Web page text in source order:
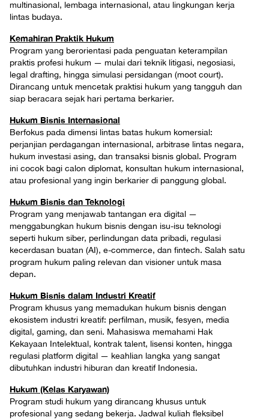
multinasional, lembaga internasional, atau lingkungan kerja
lintas budaya.
Kemahiran Praktik Hukum
Program yang berorientasi pada penguatan keterampilan
praktis profesi hukum — mulai dari teknik litigasi, negosiasi,
legal drafting, hingga simulasi persidangan (moot court).
Dirancang untuk mencetak praktisi hukum yang tangguh dan
siap beracara sejak hari pertama berkarier.
Hukum Bisnis Internasional
Berfokus pada dimensi lintas batas hukum komersial:
perjanjian perdagangan internasional, arbitrase lintas negara,
hukum investasi asing, dan transaksi bisnis global. Program
ini cocok bagi calon diplomat, konsultan hukum internasional,
atau profesional yang ingin berkarier di panggung global.
Hukum Bisnis dan Teknologi
Program yang menjawab tantangan era digital —
menggabungkan hukum bisnis dengan isu-isu teknologi
seperti hukum siber, perlindungan data pribadi, regulasi
kecerdasan buatan (AI), e-commerce, dan fintech. Salah satu
program hukum paling relevan dan visioner untuk masa
depan.
Hukum Bisnis dalam Industri Kreatif
Program khusus yang memadukan hukum bisnis dengan
ekosistem industri kreatif: perfilman, musik, fesyen, media
digital, gaming, dan seni. Mahasiswa memahami Hak
Kekayaan Intelektual, kontrak talent, lisensi konten, hingga
regulasi platform digital — keahlian langka yang sangat
dibutuhkan industri hiburan dan kreatif Indonesia.
Hukum (Kelas Karyawan)
Program studi hukum yang dirancang khusus untuk
profesional yang sedang bekerja. Jadwal kuliah fleksibel